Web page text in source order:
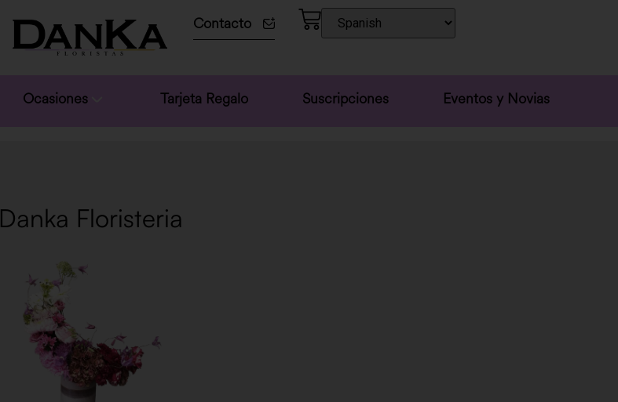
Contacto
Ocasiones Tarjeta Regalo Suscripciones Eventos y Novias
Danka Floristeria